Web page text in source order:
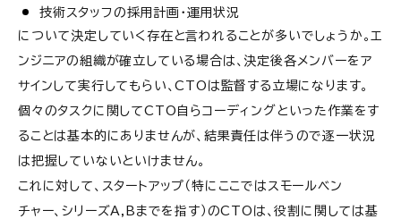
技術スタッフの採用計画・運用状況
について決定していく存在と言われることが多いでしょうか。エ
ンジニアの組織が確立している場合は、 決定後各メンバーをア
サインして実行してもらい、CTOは監督する立場になります。
個々のタスクに関してCTO自らコーディングといった作業をす
ることは基本的にありませんが、結果責任は伴うので逐一状況
は把握していないといけません。
これに対して、スタートアップ（特にここではスモールベン
チャー、シリーズA,Bまでを指す）のCTOは、役割に関しては基